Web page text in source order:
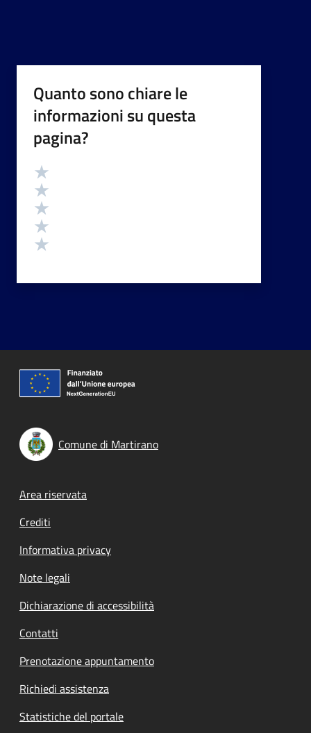
Quanto sono chiare le
informazioni su questa
pagina?
Valutazione
Comune di Martirano
Footer menu
Area riservata
Crediti
Informativa privacy
Note legali
Dichiarazione di accessibilità
Contatti
Prenotazione appuntamento
Richiedi assistenza
Statistiche del portale